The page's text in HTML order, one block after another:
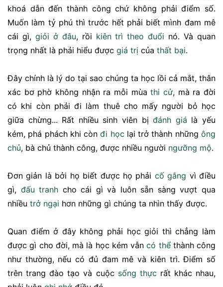
khoá dẫn đến thành công chứ không phải điểm số.
Muốn làm tỷ phú thì trước hết phải biết mình đam mê
cái gì, giỏi ở đâu, rồi kiên trì theo đuổi nó. Và quan
trọng nhất là phải hiểu được giá trị của thất bại.
Đây chính là lý do tại sao chúng ta học lồi cả mắt, thân
xác bơ phờ không nhận ra mỗi mùathi cử, mà ra đời
có khi còn phải đi làm thuê cho mấy người bỏ học
giữa chừng... Rất nhiều sinh viên bịđánh giá là yếu
kém, phá phách khi cònđi học lại trở thành nhữngông
chủ, bà chủ thành công, được nhiều người ngưỡng mộ.
Đơn giản là bởi họ biết được họ phải cố gắng vì điều
gì, đấu tranh cho cái gì và luôn sẵn sàng vượt qua
nhiều trở ngại hơn những gì chúng ta nhìn thấy được.
Quan điểm ở đây không phải học giỏi thì chẳng làm
được gì cho đời, mà là học kém vẫncó thểthành công
như thường, nếu có đủ đam mê và kiên trì. Điểm số
trên trang đào tạo và cuộc sống thực rất khác nhau,